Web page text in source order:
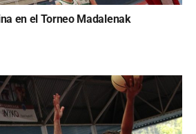
en el Torneo Madalenak